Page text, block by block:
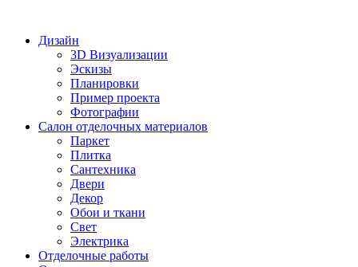
Дизайн
3D Визуализации
Эскизы
Планировки
Пример проекта
Фотографии
Салон отделочных материалов
Паркет
Плитка
Сантехника
Двери
Декор
Обои и ткани
Свет
Электрика
Отделочные работы